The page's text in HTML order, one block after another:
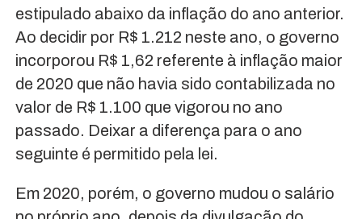
estipulado abaixo da inflação do ano anterior.
Ao decidir por R$ 1.212 neste ano, o governo
incorporou R$ 1,62 referente à inflação maior
de 2020 que não havia sido contabilizada no
valor de R$ 1.100 que vigorou no ano
passado. Deixar a diferença para o ano
seguinte é permitido pela lei.
Em 2020, porém, o governo mudou o salário